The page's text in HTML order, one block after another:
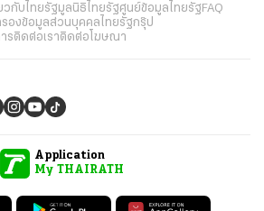
วกับไทยรัฐมูลนิธิไทยรัฐศูนย์ข้อมูลไทยรัฐFAQ
องข้อมูลส่วนบุคคลไทยรัฐกรุ๊ป
รติดต่อเราติดต่อโฆษณา
Application
My THAIRATH